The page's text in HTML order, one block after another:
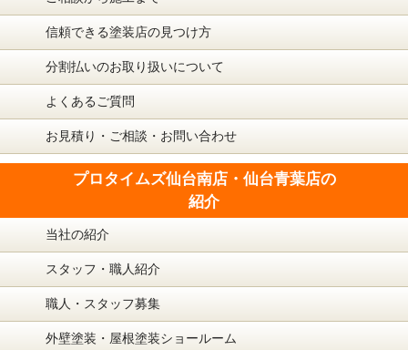
信頼できる塗装店の見つけ方
分割払いのお取り扱いについて
よくあるご質問
お見積り・ご相談・お問い合わせ
プロタイムズ仙台南店・仙台青葉店の
紹介
当社の紹介
スタッフ・職人紹介
職人・スタッフ募集
外壁塗装・屋根塗装ショールーム